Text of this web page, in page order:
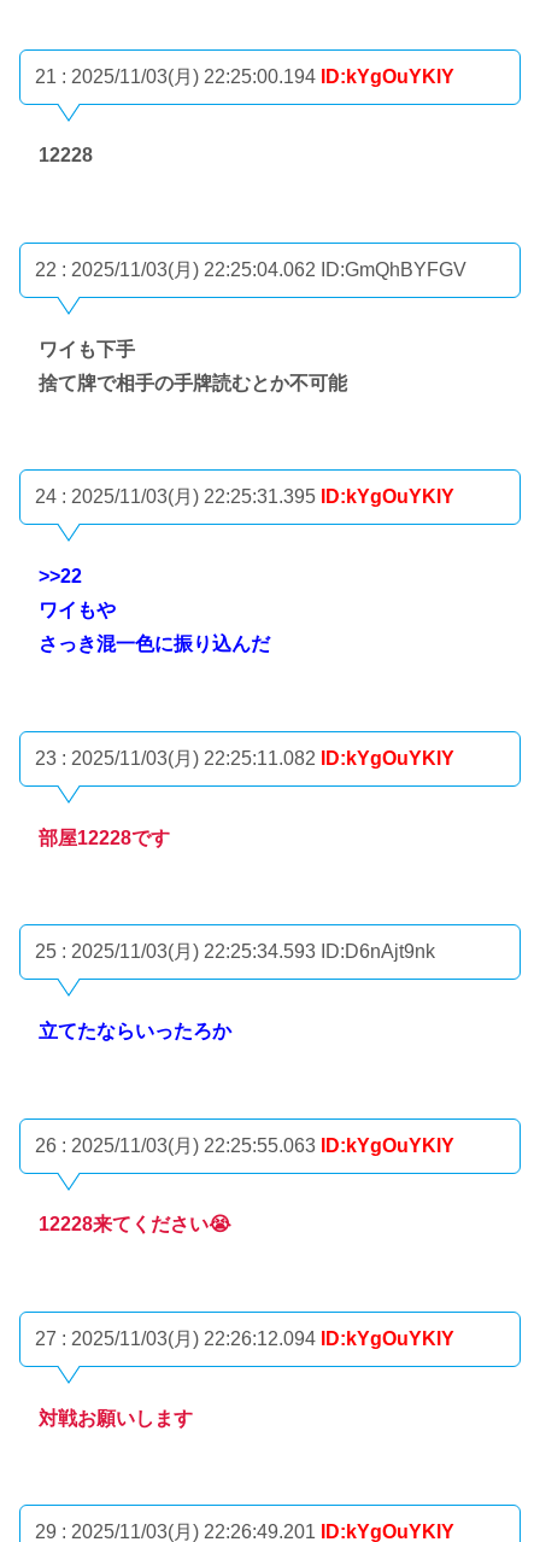
21 : 2025/11/03(月) 22:25:00.194 ID:kYgOuYKlY
12228
22 : 2025/11/03(月) 22:25:04.062 ID:GmQhBYFGV
ワイも下手
捨て牌で相手の手牌読むとか不可能
24 : 2025/11/03(月) 22:25:31.395 ID:kYgOuYKlY
>>22
ワイもや
さっき混一色に振り込んだ
23 : 2025/11/03(月) 22:25:11.082 ID:kYgOuYKlY
部屋12228です
25 : 2025/11/03(月) 22:25:34.593 ID:D6nAjt9nk
立てたならいったろか
26 : 2025/11/03(月) 22:25:55.063 ID:kYgOuYKlY
12228来てください😭
27 : 2025/11/03(月) 22:26:12.094 ID:kYgOuYKlY
対戦お願いします
29 : 2025/11/03(月) 22:26:49.201 ID:kYgOuYKlY